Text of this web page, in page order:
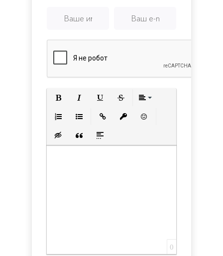
Вставка скрытого текста
Вставка цитаты
Вставка спойлера
0